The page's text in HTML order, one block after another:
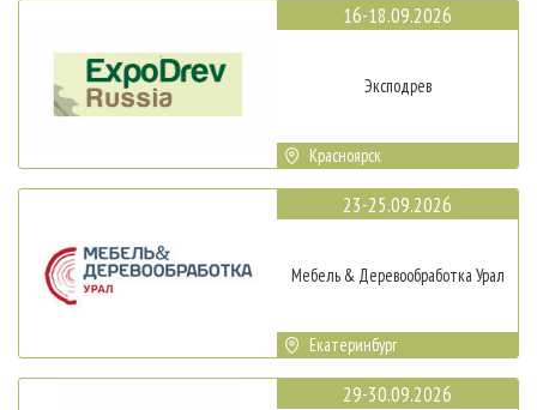
16-18.09.2026
Эксподрев
Красноярск
23-25.09.2026
Мебель & Деревообработка Урал
Екатеринбург
29-30.09.2026